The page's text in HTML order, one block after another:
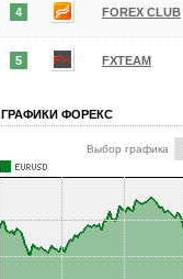
4 FOREX CLUB
5 FXTEAM
ГРАФИКИ ФОРЕКС
Выбор графика